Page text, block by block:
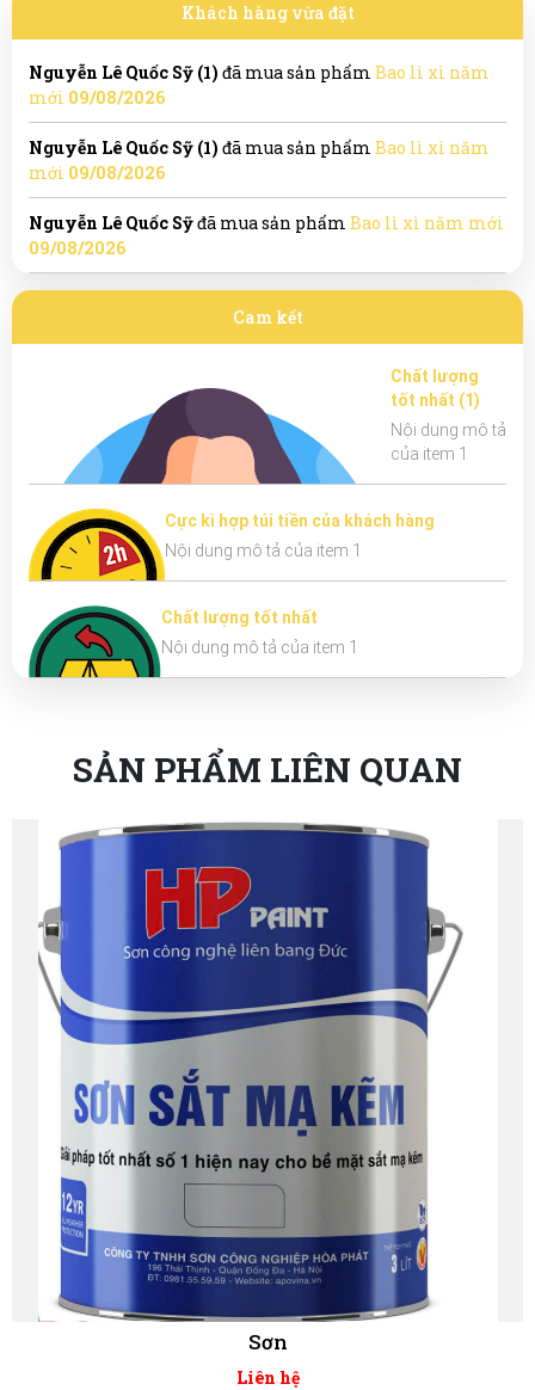
Khách hàng vừa đặt
Nguyễn Lê Quốc Sỹ (1) đã mua sản phẩm Bao lì xì năm
mới 09/08/2026
Nguyễn Lê Quốc Sỹ (1) đã mua sản phẩm Bao lì xì năm
mới 09/08/2026
Nguyễn Lê Quốc Sỹđã mua sản phẩm Bao lì xì năm mới
09/08/2026
Cam kết
Chất lượng
tốt nhất (1)
Nội dung mô tả
của item 1
Cực kì hợp túi tiền của khách hàng
Nội dung mô tả của item 1
Chất lượng tốt nhất
Nội dung mô tả của item 1
SẢN PHẨM LIÊN QUAN
Sơn
Liên hệ